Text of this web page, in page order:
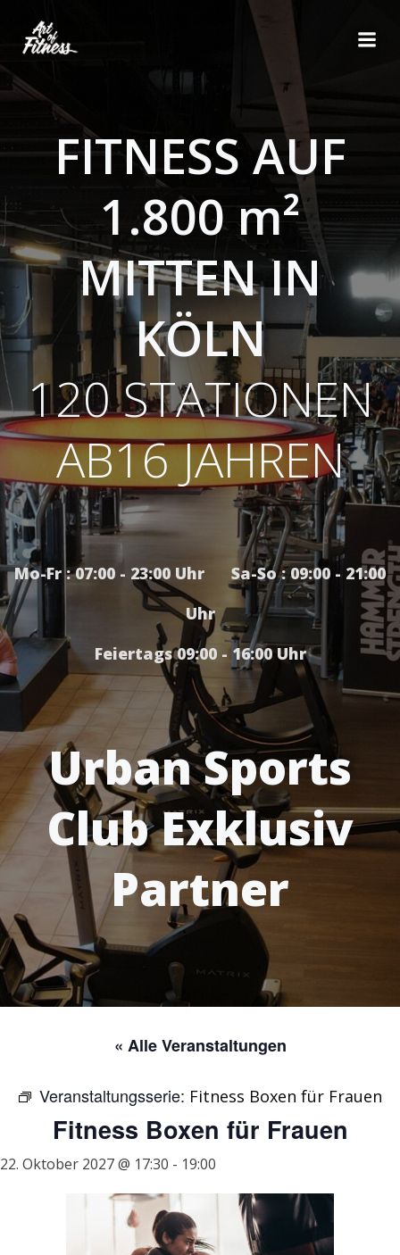
FITNESS AUF
1.800 m²
MITTEN IN
KÖLN
120 STATIONEN
AB16 JAHREN
Mo-Fr : 07:00 - 23:00 Uhr Sa-So : 09:00 - 21:00
Uhr
Feiertags 09:00 - 16:00 Uhr
Urban Sports
Club Exklusiv
Partner
« Alle Veranstaltungen
Veranstaltungsserie: Fitness Boxen für Frauen
Fitness Boxen für Frauen
22. Oktober 2027 @ 17:30 - 19:00